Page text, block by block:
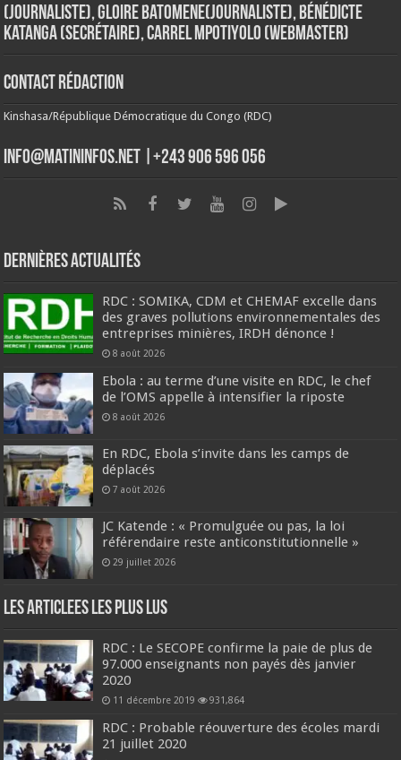
(Journaliste), Gloire Batomene(Journaliste), Bénédicte
Katanga (Secrétaire), Carrel Mpotiyolo (Webmaster)
Contact Rédaction
Kinshasa/République Démocratique du Congo (RDC)
info@matininfos.net |+243 906 596 056
Dernières Actualités
RDC : SOMIKA, CDM et CHEMAF excelle dans
des graves pollutions environnementales des
entreprises minières, IRDH dénonce !
8 août 2026
Ebola : au terme d’une visite en RDC, le chef
de l’OMS appelle à intensifier la riposte
8 août 2026
En RDC, Ebola s’invite dans les camps de
déplacés
7 août 2026
JC Katende : « Promulguée ou pas, la loi
référendaire reste anticonstitutionnelle »
29 juillet 2026
Les Articlees les plus Lus
RDC : Le SECOPE confirme la paie de plus de
97.000 enseignants non payés dès janvier
2020
11 décembre 2019 931,864
RDC : Probable réouverture des écoles mardi
21 juillet 2020